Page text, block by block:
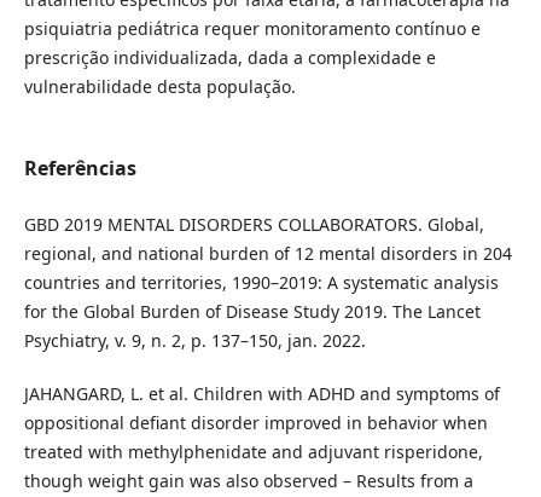
psiquiatria pediátrica requer monitoramento contínuo e
prescrição individualizada, dada a complexidade e
vulnerabilidade desta população.
Referências
GBD 2019 MENTAL DISORDERS COLLABORATORS. Global,
regional, and national burden of 12 mental disorders in 204
countries and territories, 1990–2019: A systematic analysis
for the Global Burden of Disease Study 2019. The Lancet
Psychiatry, v. 9, n. 2, p. 137–150, jan. 2022.
JAHANGARD, L. et al. Children with ADHD and symptoms of
oppositional defiant disorder improved in behavior when
treated with methylphenidate and adjuvant risperidone,
though weight gain was also observed – Results from a